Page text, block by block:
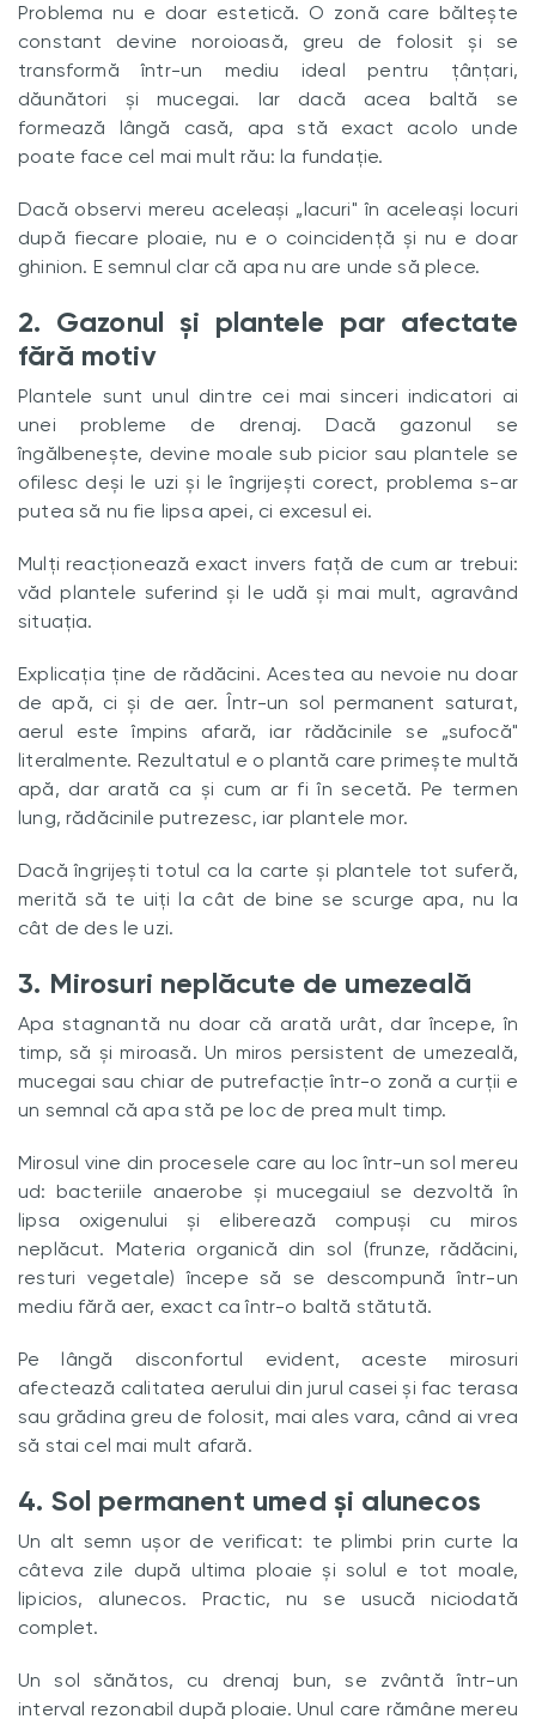
Problema nu e doar estetică. O zonă care bălteşte
constant devine noroioasă, greu de folosit și se
transformă într-un mediu ideal pentru țânțari,
dăunători și mucegai. Iar dacă acea baltă se
formează lângă casă, apa stă exact acolo unde
poate face cel mai mult rău: la fundație.
Dacă observi mereu aceleași „lacuri" în aceleași locuri
după fiecare ploaie, nu e o coincidență și nu e doar
ghinion. E semnul clar că apa nu are unde să plece.
2. Gazonul și plantele par afectate
fără motiv
Plantele sunt unul dintre cei mai sinceri indicatori ai
unei probleme de drenaj. Dacă gazonul se
îngălbenește, devine moale sub picior sau plantele se
ofilesc deși le uzi și le îngrijești corect, problema s-ar
putea să nu fie lipsa apei, ci excesul ei.
Mulți reacționează exact invers față de cum ar trebui:
văd plantele suferind și le udă și mai mult, agravând
situația.
Explicația ține de rădăcini. Acestea au nevoie nu doar
de apă, ci și de aer. Într-un sol permanent saturat,
aerul este împins afară, iar rădăcinile se „sufocă"
literalmente. Rezultatul e o plantă care primește multă
apă, dar arată ca și cum ar fi în secetă. Pe termen
lung, rădăcinile putrezesc, iar plantele mor.
Dacă îngrijești totul ca la carte și plantele tot suferă,
merită să te uiți la cât de bine se scurge apa, nu la
cât de des le uzi.
3. Mirosuri neplăcute de umezeală
Apa stagnantă nu doar că arată urât, dar începe, în
timp, să și miroasă. Un miros persistent de umezeală,
mucegai sau chiar de putrefacție într-o zonă a curții e
un semnal că apa stă pe loc de prea mult timp.
Mirosul vine din procesele care au loc într-un sol mereu
ud: bacteriile anaerobe și mucegaiul se dezvoltă în
lipsa oxigenului și eliberează compuși cu miros
neplăcut. Materia organică din sol (frunze, rădăcini,
resturi vegetale) începe să se descompună într-un
mediu fără aer, exact ca într-o baltă stătută.
Pe lângă disconfortul evident, aceste mirosuri
afectează calitatea aerului din jurul casei și fac terasa
sau grădina greu de folosit, mai ales vara, când ai vrea
să stai cel mai mult afară.
4. Sol permanent umed și alunecos
Un alt semn ușor de verificat: te plimbi prin curte la
câteva zile după ultima ploaie și solul e tot moale,
lipicios, alunecos. Practic, nu se usucă niciodată
complet.
Un sol sănătos, cu drenaj bun, se zvântă într-un
interval rezonabil după ploaie. Unul care rămâne mereu